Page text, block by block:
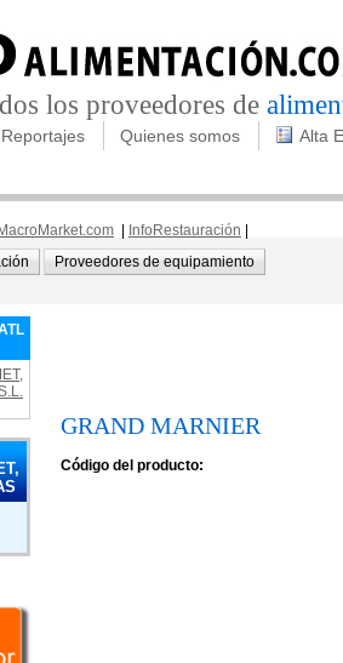
los proveedores de
Reportajes Quienes somos Alta
InfoRestauración
Proveedores de equipamiento
GRAND MARNIER
Código del producto: